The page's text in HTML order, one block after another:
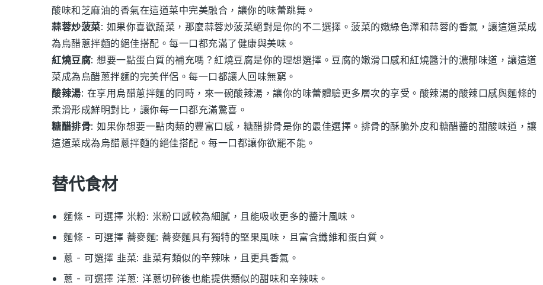
酸味和芝麻油的香氣在這道菜中完美融合，讓你的味蕾跳舞。
蒜蓉炒菠菜: 如果你喜歡蔬菜 ，那麼蒜蓉炒菠菜絕對是你的不二選擇。 菠菜的嫩綠色澤和蒜蓉的香氣，讓這道菜成
為烏醋蔥拌麵的絕佳搭配。每一口都充滿了健康與美味。
紅燒豆腐: 想要一點蛋白質的補充嗎？ 紅燒豆腐是你的理想選擇。 豆腐的嫩滑口感和紅燒醬汁的濃郁味道，讓這道
菜成為烏醋蔥拌麵的完美伴侶。每一口都讓人回味無窮。
酸辣湯: 在享用 烏醋蔥拌麵的同時，來一碗酸辣湯 ，讓你的味蕾體驗更多層次的享受。 酸辣湯的酸辣口感與麵條的
柔滑形成鮮明對比，讓你每一口都充滿驚喜。
糖醋排骨: 如果你想要一點肉類的豐富口感， 糖醋排骨是你的最佳選擇。 排骨的酥脆外皮和糖醋醬的甜酸味道，讓
這道菜成為烏醋蔥拌麵的絕佳搭配。每一口都讓你欲罷不能。
替代食材
麵條 - 可選擇 米粉: 米粉口感較為細膩，且能吸收更多的醬汁風味。
麵條 - 可選擇 蕎麥麵: 蕎麥麵具有獨特的堅果風味，且富含纖維和蛋白質。
蔥 - 可選擇 韭菜: 韭菜有類似的辛辣味，且更具香氣。
蔥 - 可選擇 洋蔥: 洋蔥切碎後也能提供類似的甜味和辛辣味。